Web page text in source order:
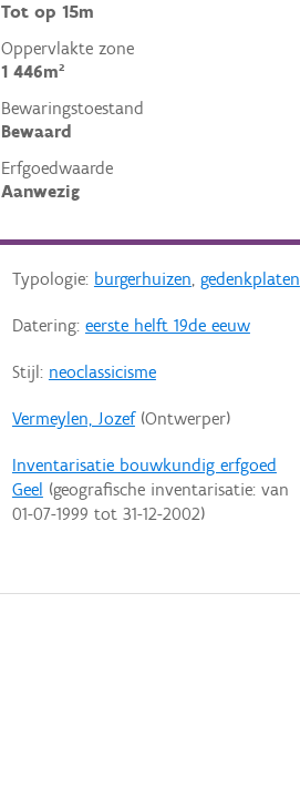
Tot op 15m
Oppervlakte zone
1 446m²
Bewaringstoestand
Bewaard
Erfgoedwaarde
Aanwezig
Typologie: burgerhuizen, gedenkplaten
Datering: eerste helft 19de eeuw
Stijl: neoclassicisme
Vermeylen, Jozef(Ontwerper)
Inventarisatie bouwkundig erfgoed
Geel (geografische inventarisatie: van
01-07-1999 tot 31-12-2002)